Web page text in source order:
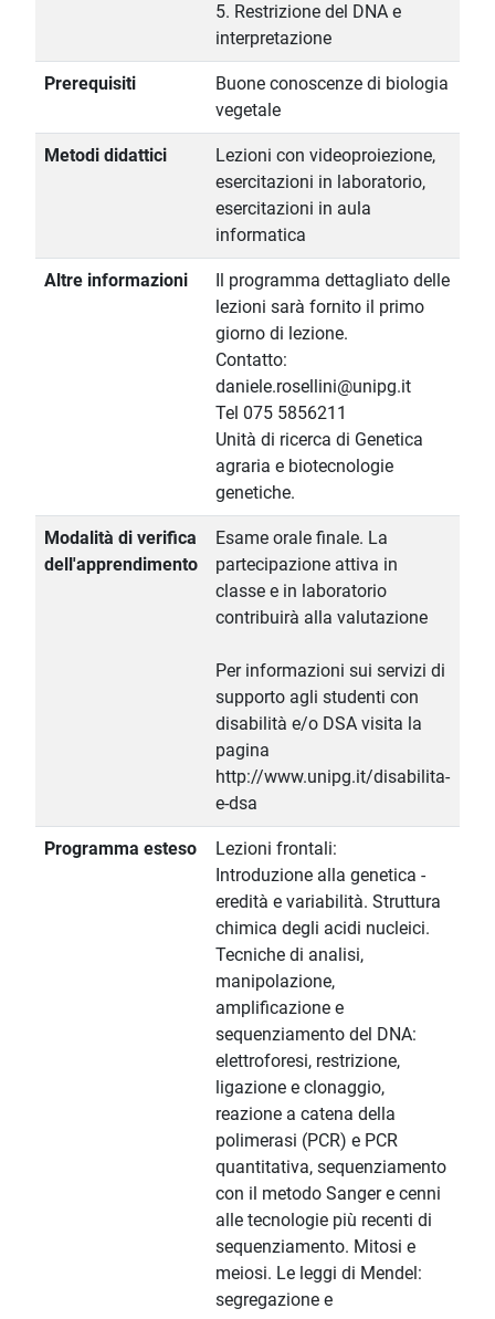
5. Restrizione del DNA e
interpretazione
Prerequisiti
Buone conoscenze di biologia
vegetale
Metodi didattici
Lezioni con videoproiezione,
esercitazioni in laboratorio,
esercitazioni in aula
informatica
Altre informazioni
Il programma dettagliato delle
lezioni sarà fornito il primo
giorno di lezione.
Contatto:
daniele.rosellini@unipg.it
Tel 075 5856211
Unità di ricerca di Genetica
agraria e biotecnologie
genetiche.
Modalità di verifica
dell'apprendimento
Esame orale finale. La
partecipazione attiva in
classe e in laboratorio
contribuirà alla valutazione
Per informazioni sui servizi di
supporto agli studenti con
disabilità e/o DSA visita la
pagina
http://www.unipg.it/disabilita-
e-dsa
Programma esteso
Lezioni frontali:
Introduzione alla genetica -
eredità e variabilità. Struttura
chimica degli acidi nucleici.
Tecniche di analisi,
manipolazione,
amplificazione e
sequenziamento del DNA:
elettroforesi, restrizione,
ligazione e clonaggio,
reazione a catena della
polimerasi (PCR) e PCR
quantitativa, sequenziamento
con il metodo Sanger e cenni
alle tecnologie più recenti di
sequenziamento. Mitosi e
meiosi. Le leggi di Mendel:
segregazione e